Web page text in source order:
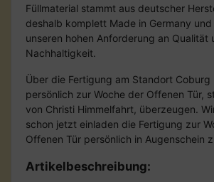
Füllmaterial stammt aus deutscher
deshalb komplett Made in Germany
unseren hohen Anforderung an Qualität
Nachhaltigkeit.
Über die Fertigung am Standort
persönlich zur Woche der Offenen Tür,
von Christi Himmelfahrt, überzeugen.
schon jetzt einladen die Fertigung zur
Offenen Tür persönlich in Augenschein
Artikelbeschreibung: